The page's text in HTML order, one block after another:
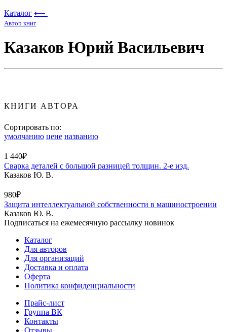
Каталог ⟵
Автор книг
Казаков Юрий Васильевич
КНИГИ АВТОРА
Сортировать по:
умолчанию цене названию
1 440₽
Сварка деталей с большой разницей толщин. 2-е изд.
Казаков Ю. В.
980₽
Защита интеллектуальной собственности в машиностроении
Казаков Ю. В.
Подписаться на ежемесячную рассылку новинок
Каталог
Для авторов
Для организаций
Доставка и оплата
Оферта
Политика конфиденциальности
Прайс-лист
Группа ВК
Контакты
Отзывы